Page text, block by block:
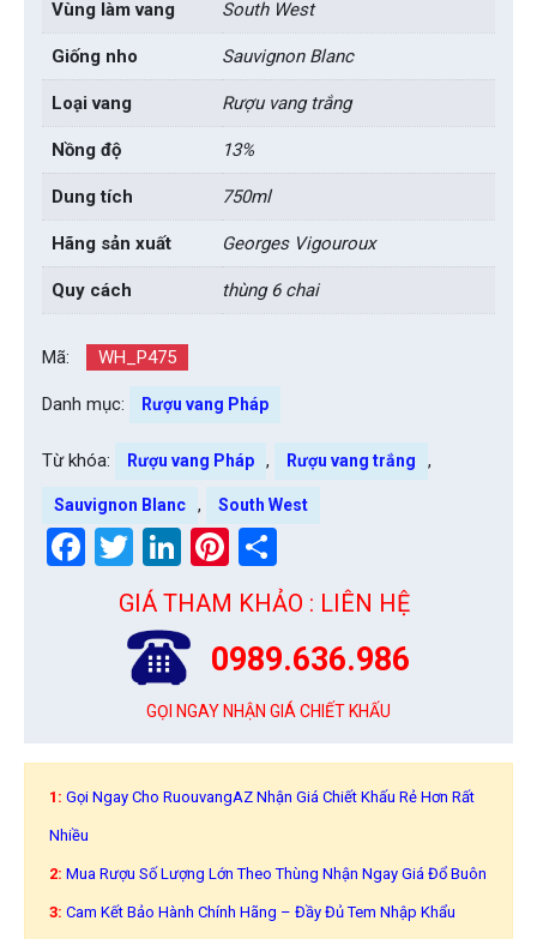
Vùng làm vang South West
Giống nho Sauvignon Blanc
Loại vang Rượu vang trắng
Nồng độ 13%
Dung tích 750ml
Hãng sản xuất Georges Vigouroux
Quy cách thùng 6 chai
Mã: WH_P475
Danh mục: Rượu vang Pháp
Từ khóa: Rượu vang Pháp , Rượu vang trắng ,
Sauvignon Blanc , South West
Facebook
Twitter
LinkedIn
Pinterest
GIÁ THAM KHẢO : LIÊN HỆ
0989.636.986
GỌI NGAY NHẬN GIÁ CHIẾT KHẤU
1: Gọi Ngay Cho RuouvangAZ Nhận Giá Chiết Khấu Rẻ Hơn Rất
Nhiều
2: Mua Rượu Số Lượng Lớn Theo Thùng Nhận Ngay Giá Đổ Buôn
3: Cam Kết Bảo Hành Chính Hãng – Đầy Đủ Tem Nhập Khẩu